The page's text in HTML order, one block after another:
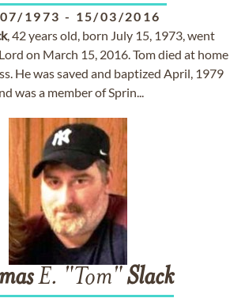
1973 - 15/03/2016
, 42 years old, born July 15, 1973, went
on March 15, 2016. Tom died at home
He was saved and baptized April, 1979
was a member of Sprin...
E. "Tom"Slack